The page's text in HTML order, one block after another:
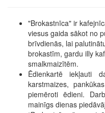
"Brokastnīca" ir
viesus gaida sākot no
brīvdienās, lai
brokastīm, gardu illy
smalkmaizītēm.
Ēdienkartē iekļauti
karstmaizes,
piemēroti ēdieni.
mainīgs dienas